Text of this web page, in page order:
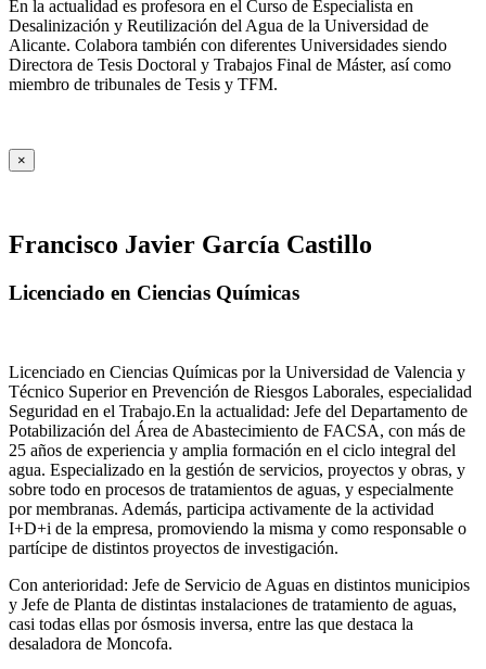
En la actualidad es profesora en el Curso de Especialista en
Desalinización y Reutilización del Agua de la Universidad de
Alicante. Colabora también con diferentes Universidades siendo
Directora de Tesis Doctoral y Trabajos Final de Máster, así como
miembro de tribunales de Tesis y TFM.
×
Francisco Javier García Castillo
Licenciado en Ciencias Químicas
Licenciado en Ciencias Químicas por la Universidad de Valencia y
Técnico Superior en Prevención de Riesgos Laborales, especialidad
Seguridad en el Trabajo.En la actualidad: Jefe del Departamento de
Potabilización del Área de Abastecimiento de FACSA, con más de
25 años de experiencia y amplia formación en el ciclo integral del
agua. Especializado en la gestión de servicios, proyectos y obras, y
sobre todo en procesos de tratamientos de aguas, y especialmente
por membranas. Además, participa activamente de la actividad
I+D+i de la empresa, promoviendo la misma y como responsable o
partícipe de distintos proyectos de investigación.
Con anterioridad: Jefe de Servicio de Aguas en distintos municipios
y Jefe de Planta de distintas instalaciones de tratamiento de aguas,
casi todas ellas por ósmosis inversa, entre las que destaca la
desaladora de Moncofa.